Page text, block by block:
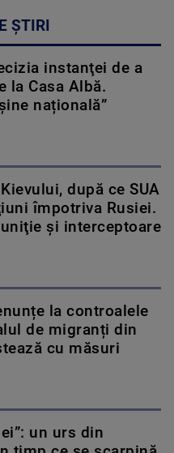
ȘTIRI
instanţei de a
la Casa Albă.
națională”
după ce SUA
împotriva Rusiei.
şi interceptoare
la controalele
de migranți din
cu măsuri
un urs din